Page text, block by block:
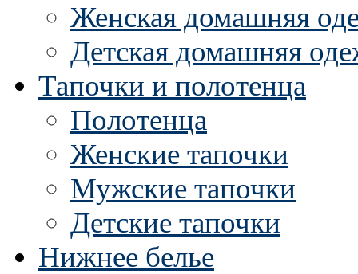
Женская домашняя
Детская домашняя
Тапочки и полотенца
Полотенца
Женские тапочки
Мужские тапочки
Детские тапочки
Нижнее белье